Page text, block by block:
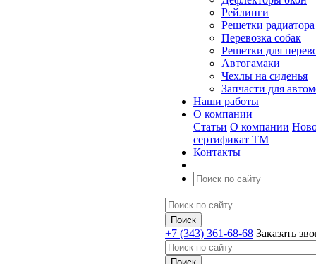
Рейлинги
Решетки радиатора
Перевозка собак
Решетки для
Автогамаки
Чехлы на сиденья
Запчасти для
Наши работы
О компании
Статьи О компании
сертификат ТМ
Контакты
+7 (343) 361-68-68 Заказать